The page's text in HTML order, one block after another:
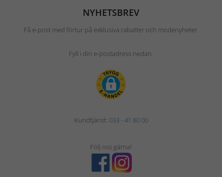
NYHETSBREV
Få e-post med förtur på exklusiva rabatter och modenyheter.
Fyll i din e-postadress nedan.
Kundtjänst: 033 - 41 80 00
Följ oss gärna!